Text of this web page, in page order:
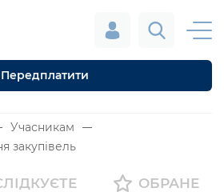
Передплатити
Учасникам
закупівель
ОБРАНЕ